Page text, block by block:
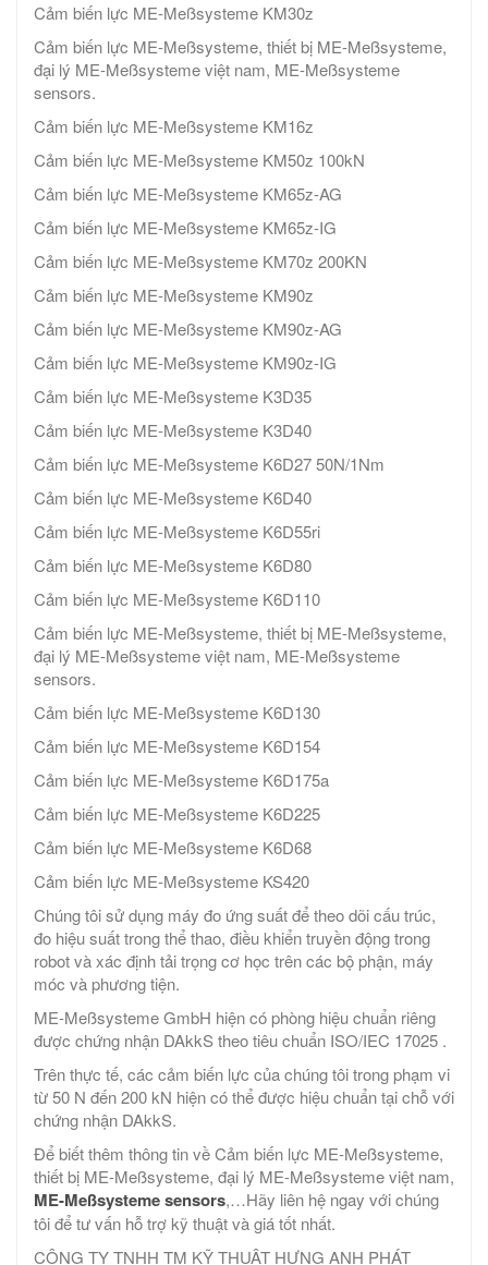
Cảm biến lực ME-Meßsysteme KM30z
Cảm biến lực ME-Meßsysteme, thiết bị ME-Meßsysteme,
đại lý ME-Meßsysteme việt nam, ME-Meßsysteme
sensors.
Cảm biến lực ME-Meßsysteme KM16z
Cảm biến lực ME-Meßsysteme KM50z 100kN
Cảm biến lực ME-Meßsysteme KM65z-AG
Cảm biến lực ME-Meßsysteme KM65z-IG
Cảm biến lực ME-Meßsysteme KM70z 200KN
Cảm biến lực ME-Meßsysteme KM90z
Cảm biến lực ME-Meßsysteme KM90z-AG
Cảm biến lực ME-Meßsysteme KM90z-IG
Cảm biến lực ME-Meßsysteme K3D35
Cảm biến lực ME-Meßsysteme K3D40
Cảm biến lực ME-Meßsysteme K6D27 50N/1Nm
Cảm biến lực ME-Meßsysteme K6D40
Cảm biến lực ME-Meßsysteme K6D55ri
Cảm biến lực ME-Meßsysteme K6D80
Cảm biến lực ME-Meßsysteme K6D110
Cảm biến lực ME-Meßsysteme, thiết bị ME-Meßsysteme,
đại lý ME-Meßsysteme việt nam, ME-Meßsysteme
sensors.
Cảm biến lực ME-Meßsysteme K6D130
Cảm biến lực ME-Meßsysteme K6D154
Cảm biến lực ME-Meßsysteme K6D175a
Cảm biến lực ME-Meßsysteme K6D225
Cảm biến lực ME-Meßsysteme K6D68
Cảm biến lực ME-Meßsysteme KS420
Chúng tôi sử dụng máy đo ứng suất để theo dõi cấu trúc,
đo hiệu suất trong thể thao, điều khiển truyền động trong
robot và xác định tải trọng cơ học trên các bộ phận, máy
móc và phương tiện.
ME-Meßsysteme GmbH hiện có phòng hiệu chuẩn riêng
được chứng nhận DAkkS theo tiêu chuẩn ISO/IEC 17025 .
Trên thực tế, các cảm biến lực của chúng tôi trong phạm vi
từ 50 N đến 200 kN hiện có thể được hiệu chuẩn tại chỗ với
chứng nhận DAkkS.
Để biết thêm thông tin về Cảm biến lực ME-Meßsysteme,
thiết bị ME-Meßsysteme, đại lý ME-Meßsysteme việt nam,
ME-Meßsysteme sensors,…Hãy liên hệ ngay với chúng
tôi để tư vấn hỗ trợ kỹ thuật và giá tốt nhất.
CÔNG TY TNHH TM KỸ THUẬT HƯNG ANH PHÁT